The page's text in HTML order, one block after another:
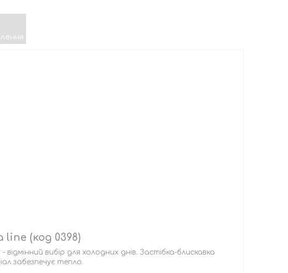
(код 0398)
вибір для холодних днів. Застібка-блискавка
забезпечує тепло.